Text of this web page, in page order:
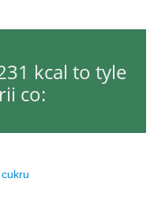
kcal to tyle
co: